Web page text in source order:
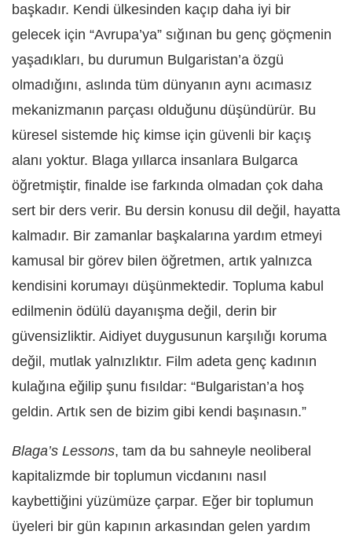
başkadır. Kendi ülkesinden kaçıp daha iyi bir
gelecek için “Avrupa’ya” sığınan bu genç göçmenin
yaşadıkları, bu durumun Bulgaristan’a özgü
olmadığını, aslında tüm dünyanın aynı acımasız
mekanizmanın parçası olduğunu düşündürür. Bu
küresel sistemde hiç kimse için güvenli bir kaçış
alanı yoktur. Blaga yıllarca insanlara Bulgarca
öğretmiştir, finalde ise farkında olmadan çok daha
sert bir ders verir. Bu dersin konusu dil değil, hayatta
kalmadır. Bir zamanlar başkalarına yardım etmeyi
kamusal bir görev bilen öğretmen, artık yalnızca
kendisini korumayı düşünmektedir. Topluma kabul
edilmenin ödülü dayanışma değil, derin bir
güvensizliktir. Aidiyet duygusunun karşılığı koruma
değil, mutlak yalnızlıktır. Film adeta genç kadının
kulağına eğilip şunu fısıldar: “Bulgaristan’a hoş
geldin. Artık sen de bizim gibi kendi başınasın.”
Blaga’s Lessons, tam da bu sahneyle neoliberal
kapitalizmde bir toplumun vicdanını nasıl
kaybettiğini yüzümüze çarpar. Eğer bir toplumun
üyeleri bir gün kapının arkasından gelen yardım